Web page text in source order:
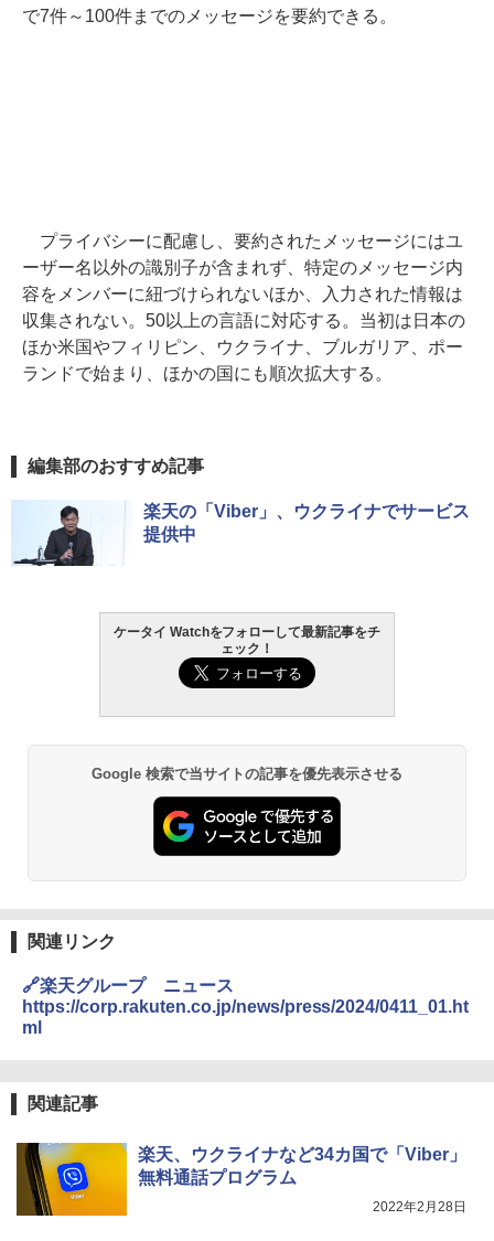
で7件～100件までのメッセージを要約できる。
プライバシーに配慮し、要約されたメッセージにはユ
ーザー名以外の識別子が含まれず、特定のメッセージ内
容をメンバーに紐づけられないほか、入力された情報は
収集されない。50以上の言語に対応する。当初は日本の
ほか米国やフィリピン、ウクライナ、ブルガリア、ポー
ランドで始まり、ほかの国にも順次拡大する。
編集部のおすすめ記事
楽天の「Viber」、ウクライナでサービス
提供中
ケータイ Watchをフォローして最新記事をチ
ェック！
Google 検索で当サイトの記事を優先表示させる
関連リンク
🔗楽天グループ ニュース
https://corp.rakuten.co.jp/news/press/2024/0411_01.ht
ml
関連記事
楽天、ウクライナなど34カ国で「Viber」
無料通話プログラム
2022年2月28日